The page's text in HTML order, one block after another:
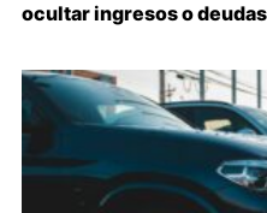
ocultar ingresos o